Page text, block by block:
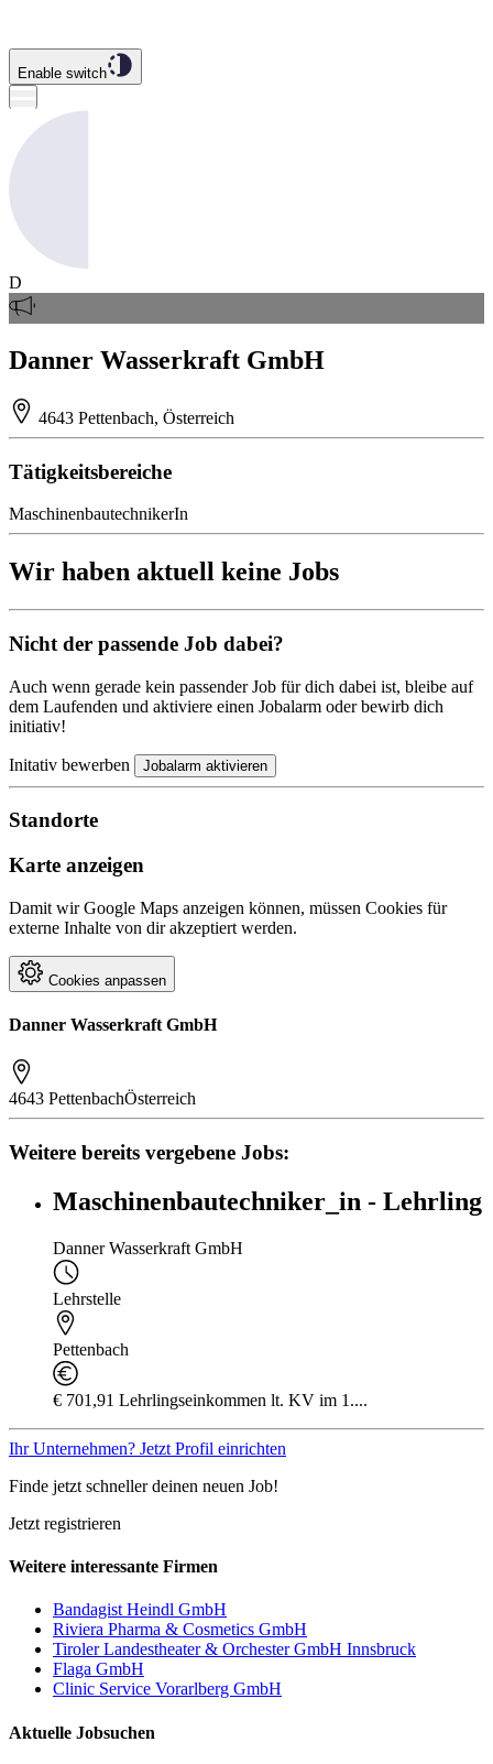
Enable switch
D
Danner Wasserkraft GmbH
4643 Pettenbach, Österreich
Tätigkeitsbereiche
MaschinenbautechnikerIn
Wir haben aktuell keine Jobs
Nicht der passende Job dabei?
Auch wenn gerade kein passender Job für dich dabei ist, bleibe auf
dem Laufenden und aktiviere einen Jobalarm oder bewirb dich
initiativ!
Initativ bewerben Jobalarm aktivieren
Standorte
Karte anzeigen
Damit wir Google Maps anzeigen können, müssen Cookies für
externe Inhalte von dir akzeptiert werden.
Cookies anpassen
Danner Wasserkraft GmbH
4643 PettenbachÖsterreich
Weitere bereits vergebene Jobs:
Maschinenbautechniker_in - Lehrling
Danner Wasserkraft GmbH
Lehrstelle
Pettenbach
€ 701,91 Lehrlingseinkommen lt. KV im 1....
Ihr Unternehmen? Jetzt Profil einrichten
Finde jetzt schneller deinen neuen Job!
Jetzt registrieren
Weitere interessante Firmen
Bandagist Heindl GmbH
Riviera Pharma & Cosmetics GmbH
Tiroler Landestheater & Orchester GmbH Innsbruck
Flaga GmbH
Clinic Service Vorarlberg GmbH
Aktuelle Jobsuchen